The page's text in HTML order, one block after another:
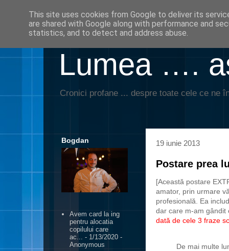
Lumea ….
Cronici profane ... despre toate cele ce ne
19 iunie 2013
Postare prea
[Această postare
amator, prin urmare
profesională. Ea
dar care m-am
dată de cele 3 fraze
De mai multe
Bogdan
Avem card la ing
pentru alocatia
copilului care
ac... - 1/13/2020 -
Anonymous
This site uses cookies from Google to deliver its
are shared with Google along with performance and
statistics, and to detect and address abuse.